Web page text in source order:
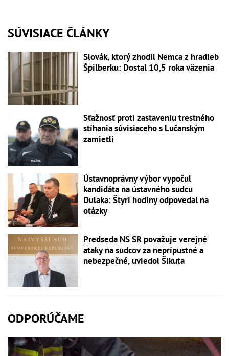
SÚVISIACE ČLÁNKY
Slovák, ktorý zhodil Nemca z hradieb
Špilberku: Dostal 10,5 roka väzenia
Sťažnosť proti zastaveniu trestného
stíhania súvisiaceho s Lučanským
zamietli
Ústavnoprávny výbor vypočul
kandidáta na ústavného sudcu
Dulaka: Štyri hodiny odpovedal na
otázky
Predseda NS SR považuje verejné
ataky na sudcov za neprípustné a
nebezpečné, uviedol Šikuta
ODPORÚČAME